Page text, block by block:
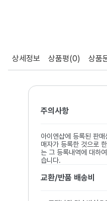
상세정보 상품평(0) 상품
주의사항
아이엔샵에 등록된 판
매자가 등록한 것으로
는 그 등록내역에 대하
습니다.
교환/반품 배송비